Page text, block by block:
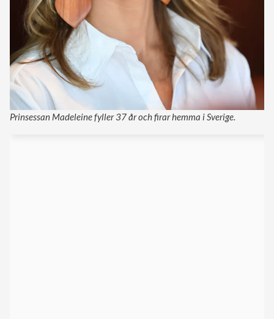
Prinsessan Madeleine fyller 37 år och firar hemma i Sverige.